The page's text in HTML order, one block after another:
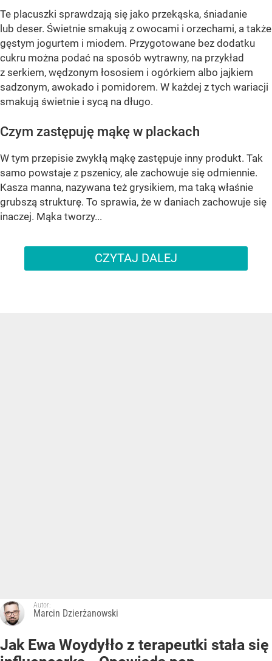
Te placuszki sprawdzają się jako przekąska, śniadanie
lub deser. Świetnie smakują z owocami i orzechami, a także
gęstym jogurtem i miodem. Przygotowane bez dodatku
cukru można podać na sposób wytrawny, na przykład
z serkiem, wędzonym łososiem i ogórkiem albo jajkiem
sadzonym, awokado i pomidorem. W każdej z tych wariacji
smakują świetnie i sycą na długo.
Czym zastępuję mąkę w plackach
W tym przepisie zwykłą mąkę zastępuje inny produkt. Tak
samo powstaje z pszenicy, ale zachowuje się odmiennie.
Kasza manna, nazywana też grysikiem, ma taką właśnie
grubszą strukturę. To sprawia, że w daniach zachowuje się
inaczej. Mąka tworzy...
CZYTAJ DALEJ
Autor:
Marcin Dzierżanowski
Jak Ewa Woydyłło z terapeutki stała się